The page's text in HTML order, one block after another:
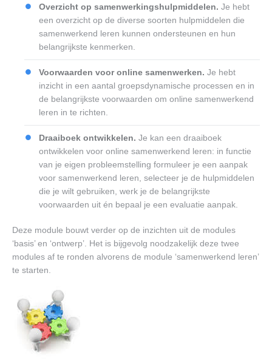
Overzicht op samenwerkingshulpmiddelen. Je hebt
een overzicht op de diverse soorten hulpmiddelen die
samenwerkend leren kunnen ondersteunen en hun
belangrijkste kenmerken.
Voorwaarden voor online samenwerken. Je hebt
inzicht in een aantal groepsdynamische processen en in
de belangrijkste voorwaarden om online samenwerkend
leren in te richten.
Draaiboek ontwikkelen. Je kan een draaiboek
ontwikkelen voor online samenwerkend leren: in functie
van je eigen probleemstelling formuleer je een aanpak
voor samenwerkend leren, selecteer je de hulpmiddelen
die je wilt gebruiken, werk je de belangrijkste
voorwaarden uit én bepaal je een evaluatie aanpak.
Deze module bouwt verder op de inzichten uit de modules
‘basis’ en ‘ontwerp’. Het is bijgevolg noodzakelijk deze twee
modules af te ronden alvorens de module ‘samenwerkend leren’
te starten.